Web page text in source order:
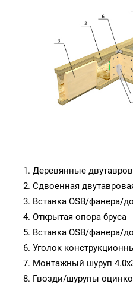
Деревянные
Сдвоенная
Вставка OSB/фанера/
Открытая опора бруса
Вставка OSB/фанера/
Уголок
Монтажный шуруп
Гвозди/шурупы